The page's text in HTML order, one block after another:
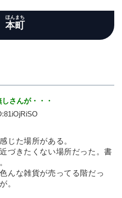
本町
ほんまち
さんが・・・
81iOjRiSO
じた場所がある。
づきたくない場所だった。書
んな雑貨が売ってる階だっ
。